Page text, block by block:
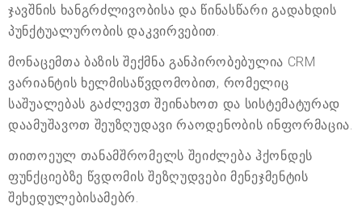
ჯავშნის ხანგრძლივობისა და წინასწარი გადახდის
პუნქტუალურობის დაკვირვებით.
მონაცემთა ბაზის შექმნა განპირობებულია CRM
ვარიანტის ხელმისაწვდომობით, რომელიც
საშუალებას გაძლევთ შეინახოთ და სისტემატურად
დაამუშავოთ შეუზღუდავი რაოდენობის ინფორმაცია.
თითოეულ თანამშრომელს შეიძლება ჰქონდეს
ფუნქციებზე წვდომის შეზღუდვები მენეჯმენტის
შეხედულებისამებრ.